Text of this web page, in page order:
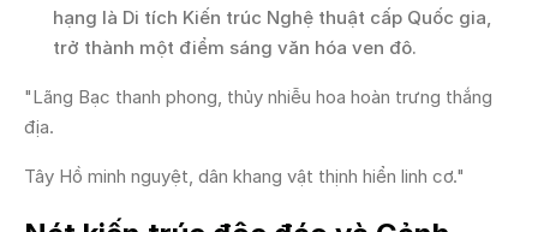
hạng là Di tích Kiến trúc Nghệ thuật cấp Quốc gia,
trở thành một điểm sáng văn hóa ven đô.
"Lãng Bạc thanh phong, thủy nhiễu hoa hoàn trưng thắng
địa.
Tây Hồ minh nguyệt, dân khang vật thịnh hiển linh cơ."